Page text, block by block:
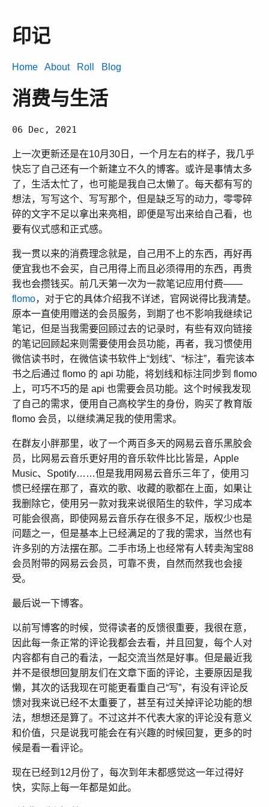
印记
Home About Roll Blog
消费与生活
06 Dec, 2021
上一次更新还是在10月30日，一个月左右的样子，我几乎
快忘了自己还有一个新建立不久的博客。或许是事情太多
了，生活太忙了，也可能是我自己太懒了。每天都有写的
想法，写写这个、写写那个，但是缺乏写的动力，零零碎
碎的文字不足以拿出来亮相，即便是写出来给自己看，也
要有仪式感和正式感。
我一贯以来的消费理念就是，自己用不上的东西，再好再
便宜我也不会买，自己用得上而且必须得用的东西，再贵
我也会攒钱买。前几天第一次为一款笔记应用付费——
flomo，对于它的具体介绍我不详述，官网说得比我清楚。
原本一直使用赠送的会员服务，到期了也不影响我继续记
笔记，但是当我需要回顾过去的记录时，有些有双向链接
的笔记回顾起来则需要使用会员功能，再者，我习惯使用
微信读书时，在微信读书软件上“划线”、“标注”，看完该本
书之后通过 flomo 的 api 功能，将划线和标注同步到 flomo
上，可巧不巧的是 api 也需要会员功能。这个时候我发现
了自己的需求，便用自己高校学生的身份，购买了教育版
flomo 会员，以继续满足我的使用需求。
在群友小胖那里，收了一个两百多天的网易云音乐黑胶会
员，比网易云音乐更好用的音乐软件比比皆是，Apple
Music、Spotify……但是我用网易云音乐三年了，使用习
惯已经摆在那了，喜欢的歌、收藏的歌都在上面，如果让
我删除它，使用另一款对我来说很陌生的软件，学习成本
可能会很高，即使网易云音乐存在很多不足，版权少也是
问题之一，但是基本上已经满足的了我的需求，当然也有
许多别的方法摆在那。二手市场上也经常有人转卖淘宝88
会员附带的网易云会员，可靠不贵，自然而然我也会接
受。
最后说一下博客。
以前写博客的时候，觉得读者的反馈很重要，我很在意，
因此每一条正常的评论我都会去看，并且回复，每个人对
内容都有自己的看法，一起交流当然是好事。但是最近我
并不是很想回复朋友们在文章下面的评论，主要原因是我
懒，其次的话我现在可能更看重自己“写”，有没有评论反
馈对我来说已经不太重要了，甚至有过关掉评论功能的想
法，想想还是算了。不过这并不代表大家的评论没有意义
和价值，只是说我可能会在有兴趣的时候回复，更多的时
候是看一看评论。
现在已经到12月份了，每次到年末都感觉这一年过得好
快，实际上每一年都是如此。